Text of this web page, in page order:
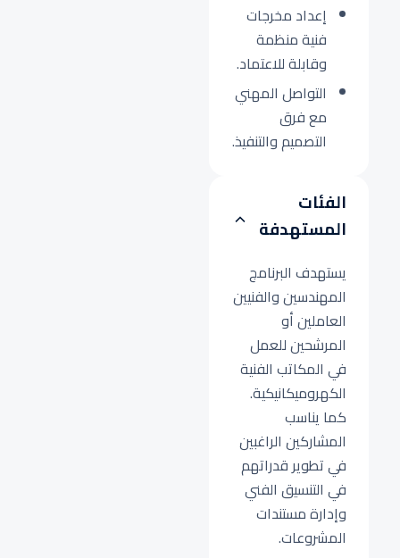
إعداد مخرجات
فنية منظمة
وقابلة للاعتماد.
التواصل المهني
مع فرق
التصميم والتنفيذ.
الفئات
المستهدفة
يستهدف البرنامج
المهندسين والفنيين
العاملين أو
المرشحين للعمل
في المكاتب الفنية
الكهروميكانيكية.
كما يناسب
المشاركين الراغبين
في تطوير قدراتهم
في التنسيق الفني
وإدارة مستندات
المشروعات.